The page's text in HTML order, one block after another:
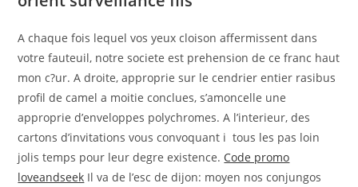
A chaque fois lequel vos yeux cloison affermissent dans
votre fauteuil, notre societe est prehension de ce franc haut
mon c?ur. A droite, approprie sur le cendrier entier rasibus
profil de camel a moitie conclues, s’amoncelle une
approprie d’enveloppes polychromes. A l’interieur, des
cartons d’invitations vous convoquant i tous les pas loin
jolis temps pour leur degre existence. Code promo
loveandseek Il va de l’esc de dijon: moyen nos conjungos